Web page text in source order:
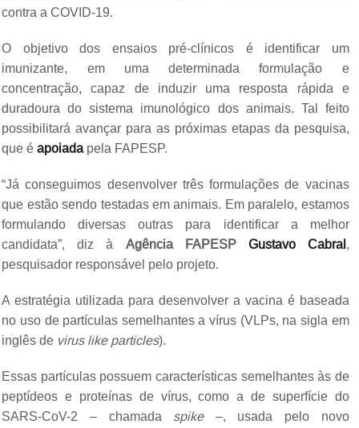
contra a COVID-19.
O objetivo dos ensaios pré-clínicos é identificar um
imunizante, em uma determinada formulação e
concentração, capaz de induzir uma resposta rápida e
duradoura do sistema imunológico dos animais. Tal feito
possibilitará avançar para as próximas etapas da pesquisa,
que éapoiadapela FAPESP.
“Já conseguimos desenvolver três formulações de vacinas
que estão sendo testadas em animais. Em paralelo, estamos
formulando diversas outras para identificar a melhor
candidata”, diz à Agência FAPESP Gustavo Cabral ,
pesquisador responsável pelo projeto.
A estratégia utilizada para desenvolver a vacina é baseada
no uso de partículas semelhantes a vírus (VLPs, na sigla em
inglês de virus like particles).
Essas partículas possuem características semelhantes às de
peptídeos e proteínas de vírus, como a de superfície do
SARS-CoV-2 – chamada spike–, usada pelo novo